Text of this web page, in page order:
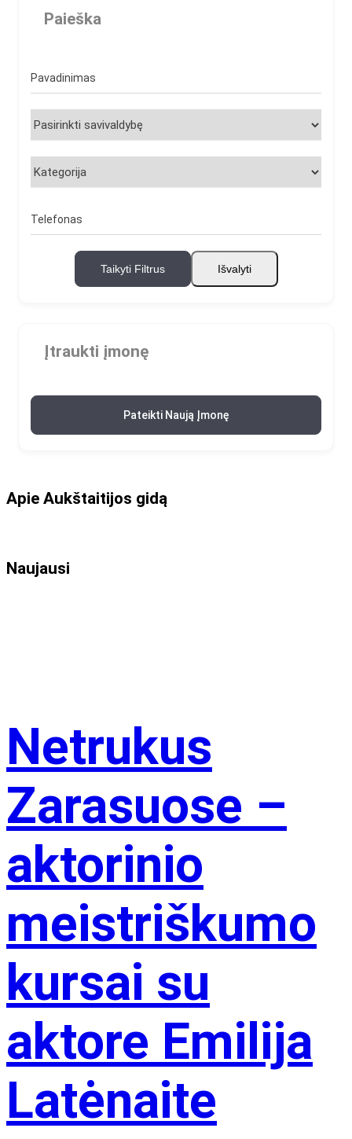
Paieška
Pavadinimas
Telefonas
Taikyti Filtrus Išvalyti
Įtraukti įmonę
Pateikti Naują Įmonę
Apie Aukštaitijos gidą
Naujausi
Netrukus
Zarasuose –
aktorinio
meistriškumo
kursai su
aktore Emilija
Latėnaite